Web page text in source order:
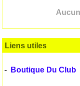
Liens utiles
- Boutique Du Club